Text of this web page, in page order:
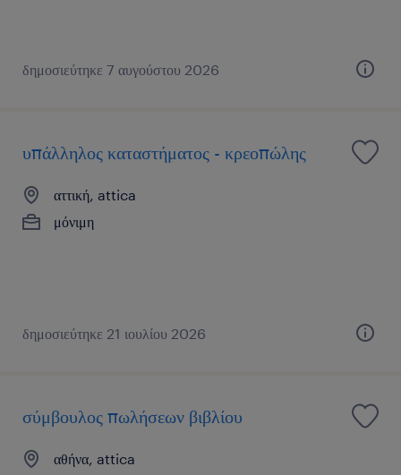
δημοσιεύτηκε 7 αυγούστου 2026
υπάλληλος καταστήματος - κρεοπώλης
αττική, attica
μόνιμη
δημοσιεύτηκε 21 ιουλίου 2026
σύμβουλος πωλήσεων βιβλίου
αθήνα, attica